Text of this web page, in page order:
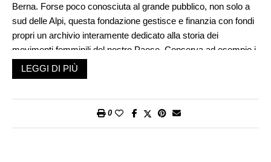
Berna. Forse poco conosciuta al grande pubblico, non solo a
sud delle Alpi, questa fondazione gestisce e finanzia con fondi
propri un archivio interamente dedicato alla storia dei
movimenti femminili del nostro Paese. Conserva ad esempio i
documenti delle oltre duecento organizzazioni che già a partire
dal diciannovesimo secolo si sono impegnate per difendere le
esistenza questa istituzione privata vede la propria esistenza
LEGGI DI PIÙ
0